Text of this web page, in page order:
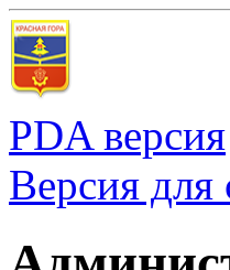
PDA версия
Версия